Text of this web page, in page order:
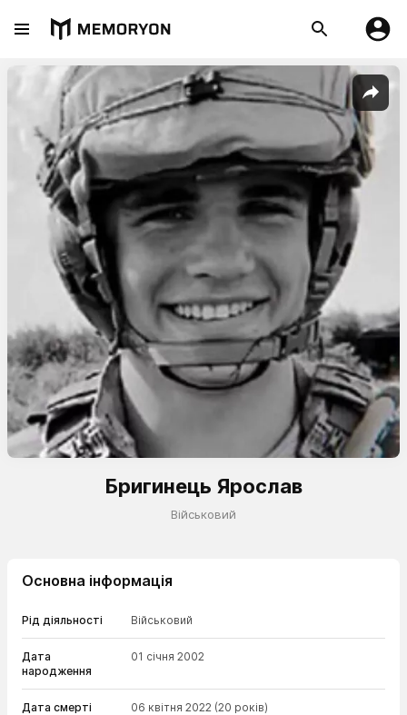
Бригинець Ярослав
Військовий
Основна інформація
Рід діяльності Військовий
Дата
народження
01 січня 2002
Дата смерті 06 квітня 2022 (20 років)